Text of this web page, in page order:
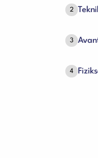
2
3
4